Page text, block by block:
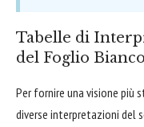
Tabelle di
del Foglio
Per fornire una visione più
diverse interpretazioni del